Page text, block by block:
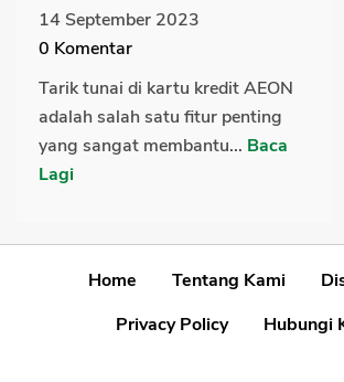
14 September 2023
0 Komentar
Tarik tunai di kartu kredit AEON
adalah salah satu fitur penting
yang sangat membantu... Baca
Lagi
Home Tentang Kami
Privacy Policy
Hubungi